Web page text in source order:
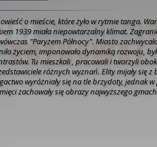
o mieście, które żyło w rytmie tanga.
1939 miała niepowtarzalny klimat.
"Paryżem Północy". Miasto
życiem, imponowało dynamiką rozwoju,
Tu mieszkali , pracowali i tworzyli
różnych wyznań. Elity mijały się z
wyróżniały się na tle brzydoty, jednak
zachowały się obrazy najwyższego